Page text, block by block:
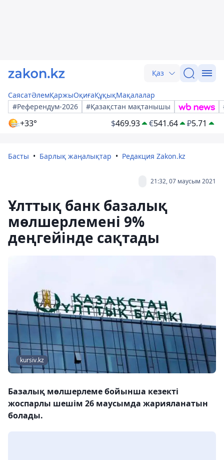
Қаз
СаясатӘлемҚаржыОқиғаҚұқықМақалалар
#Референдум-2026
#Қазақстан мақтанышы
+33° $469.93 €541.64 ₽5.71
Басты Барлық жаңалықтар Редакция Zakon.kz
21:32, 07 маусым 2021
Ұлттық банк базалық
мөлшерлемені 9%
деңгейінде сақтады
kursiv.kz
Базалық мөлшерлеме бойынша кезекті
жоспарлы шешім 26 маусымда жарияланатын
болады.